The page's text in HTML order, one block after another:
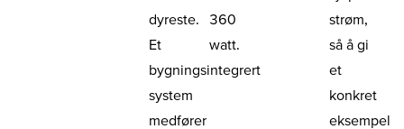
dyreste.
Et
bygningsintegrert
system
medfører
360
watt.
strøm,
så å gi
et
konkret
eksempel